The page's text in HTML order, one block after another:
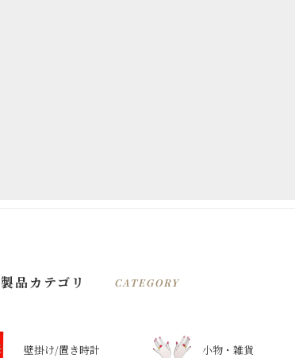
製品カテゴリ CATEGORY
壁掛け/置き時計 小物・雑貨